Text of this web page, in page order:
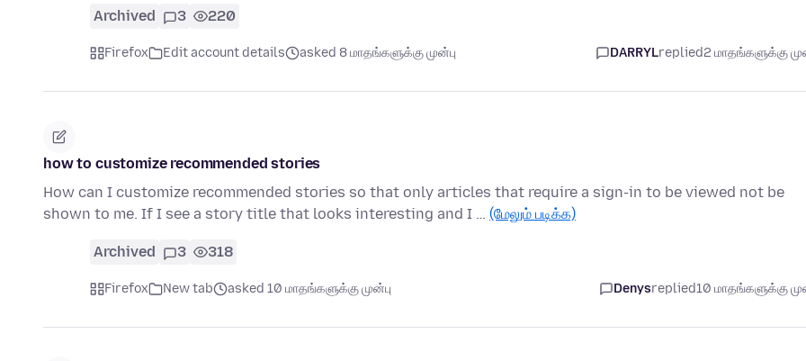
Archived 3 220
Firefox Edit account details asked 8 மாதங்களுக்கு முன்பு DARRYLreplied2 மாதங்களுக்கு
how to customize recommended stories
How can I customize recommended stories so that only articles that require a sign-in to be viewed not be
shown to me. If I see a story title that looks interesting and I … (மேலும் படிக்க)
Archived 3 318
Firefox New tab asked 10 மாதங்களுக்கு முன்பு Denysreplied10 மாதங்களுக்கு